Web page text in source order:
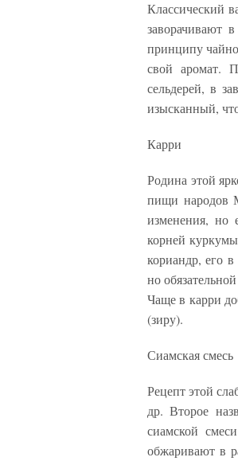
Классический
заворачивают
принципу
свой аромат.
сельдерей, в
изысканный,
Карри
Родина этой
пищи народов
изменения, но
корней
кориандр, его
но
Чаще в карри
(зиру).
Сиамская смесь
Рецепт этой
др. Второе
сиамской
обжаривают в